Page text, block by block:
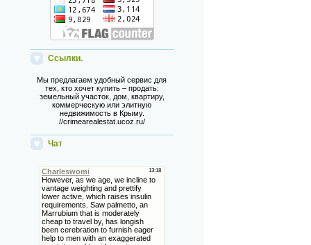
Ссылки.
Мы предлагаем удобный сервис для
тех, кто хочет купить – продать:
земельный участок, дом, квартиру,
коммерческую или элитную
недвижимость в Крыму.
//crimearealestat.ucoz.ru/
Чат